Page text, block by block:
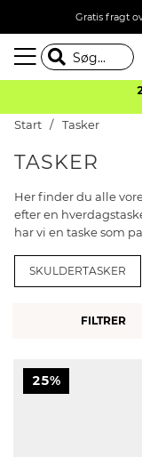
Gratis fragt
Start Tasker
TASKER
Her finder du alle
efter en
har vi en taske som
SKULDERTASKER
FILTRER
25%